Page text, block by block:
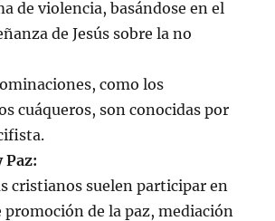
de violencia, basándose en el
de Jesús sobre la no
como los
cuáqueros, son conocidas por
Paz:
cristianos suelen participar en
promoción de la paz, mediación